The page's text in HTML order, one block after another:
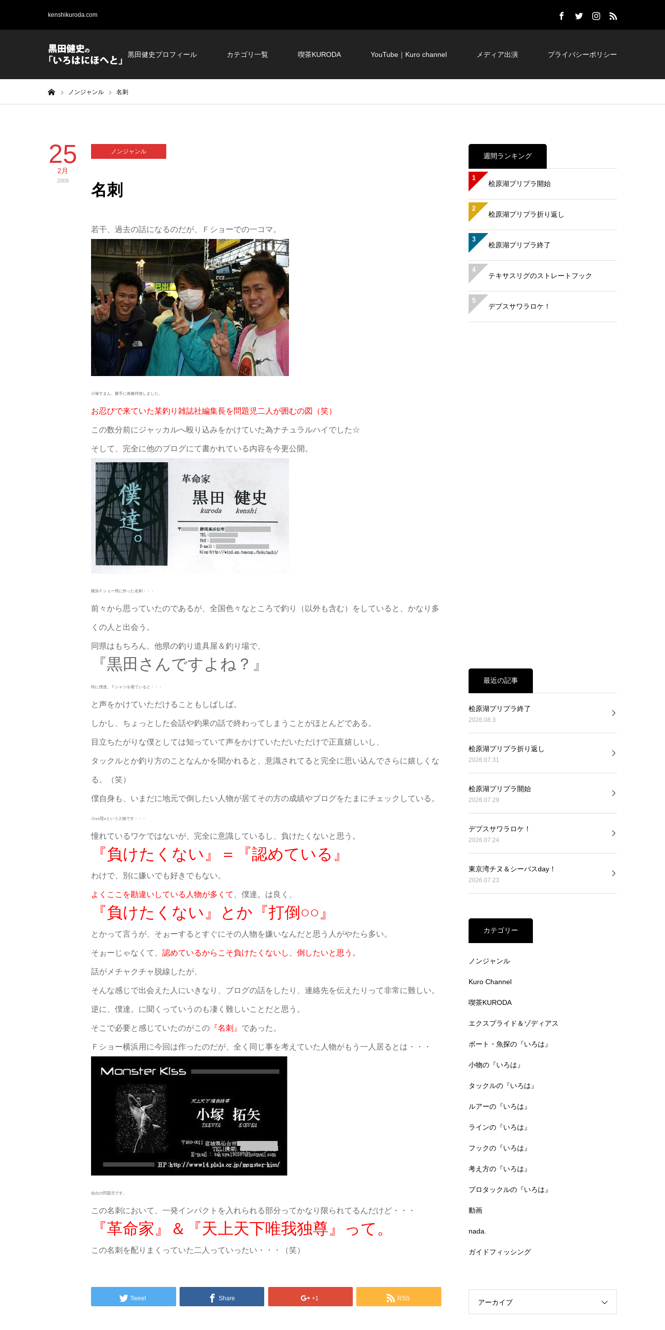
kenshikuroda.com
黒田健史プロフィール カテゴリ一覧 喫茶KURODA YouTube｜Kuro channel メディア出演 プライバシーポリシー
ノンジャンル 名刺
25
2月
2008
ノンジャンル
名刺
若干、過去の話になるのだが、Ｆショーでの一コマ。
小塚すまん。勝手に画像拝借しました。
お忍びで来ていた某釣り雑誌社編集長を問題児二人が囲むの図（笑）
この数分前にジャッカルへ殴り込みをかけていた為ナチュラルハイでした☆
そして、完全に他のブログにて書かれている内容を今更公開。
横浜Ｆショー用に作った名刺・・・
前々から思っていたのであるが、全国色々なところで釣り（以外も含む）をしていると、かなり多
くの人と出会う。
同県はもちろん、他県の釣り道具屋＆釣り場で、
『黒田さんですよね？』
特に僕達。Ｔシャツを着ていると・・・
と声をかけていただけることもしばしば。
しかし、ちょっとした会話や釣果の話で終わってしまうことがほとんどである。
目立ちたがりな僕としては知っていて声をかけていただいただけで正直嬉しいし、
タックルとか釣り方のことなんかを聞かれると、意識されてると完全に思い込んでさらに嬉しくな
る。（笑）
僕自身も、いまだに地元で倒したい人物が居てその方の成績やブログをたまにチェックしている。
小○○賢○という人物です・・・
憧れているワケではないが、完全に意識しているし、負けたくないと思う。
『負けたくない』＝『認めている』
わけで、別に嫌いでも好きでもない。
よくここを勘違いしている人物が多くて 、僕達。は良く、
『負けたくない』とか『打倒○○』
とかって言うが、そぉーするとすぐにその人物を嫌いなんだと思う人がやたら多い。
そぉーじゃなくて、 認めているからこそ負けたくないし、倒したいと思う。
話がメチャクチャ脱線したが、
そんな感じで出会えた人にいきなり、ブログの話をしたり、連絡先を伝えたりって非常に難しい。
逆に、僕達。に聞くっていうのも凄く難しいことだと思う。
そこで必要と感じていたのがこの 『名刺』 であった。
Ｆショー横浜用に今回は作ったのだが、全く同じ事を考えていた人物がもう一人居るとは・・・
仙台の問題児です。
この名刺において、一発インパクトを入れられる部分ってかなり限られてるんだけど・・・
『革命家』＆『天上天下唯我独尊』って。
この名刺を配りまくっていた二人っていったい・・・（笑）
Tweet Share +1 RSS
週間ランキング
1
桧原湖プリプラ開始
2
桧原湖プリプラ折り返し
3
桧原湖プリプラ終了
4
テキサスリグのストレートフック
5
デプスサワラロケ！
最近の記事
桧原湖プリプラ終了
2026.08.3
桧原湖プリプラ折り返し
2026.07.31
桧原湖プリプラ開始
2026.07.29
デプスサワラロケ！
2026.07.24
東京湾チヌ＆シーバスday！
2026.07.23
カテゴリー
ノンジャンル
Kuro Channel
喫茶KURODA
エクスプライド＆ゾディアス
ボート・魚探の『いろは』
小物の『いろは』
タックルの『いろは』
ルアーの『いろは』
ラインの『いろは』
フックの『いろは』
考え方の『いろは』
プロタックルの『いろは』
動画
nada.
ガイドフィッシング
アーカイブ